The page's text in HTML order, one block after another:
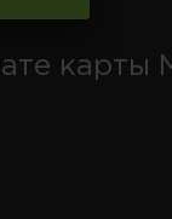
карты